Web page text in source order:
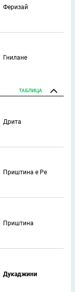
Феризай
Гнилане
ТАБЛИЦА
Дрита
Приштина е Ре
Приштина
Дукаджини